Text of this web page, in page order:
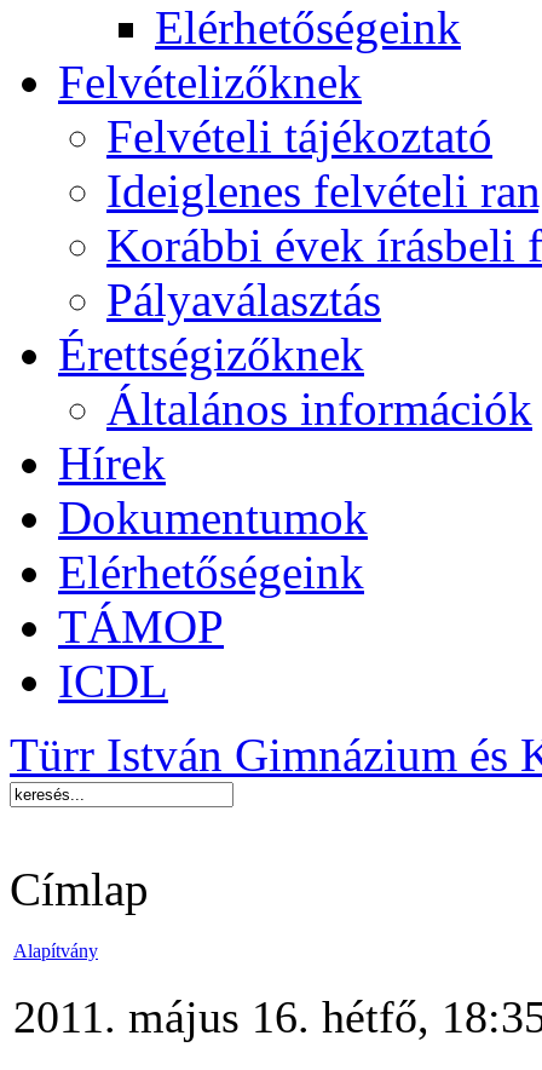
Elérhetőségeink
Felvételizőknek
Felvételi tájékoztató
Ideiglenes felvételi
Korábbi évek írásbeli
Pályaválasztás
Érettségizőknek
Általános információk
Hírek
Dokumentumok
Elérhetőségeink
TÁMOP
ICDL
Türr István Gimnázium és
Címlap
Alapítvány
2011. május 16. hétfő,